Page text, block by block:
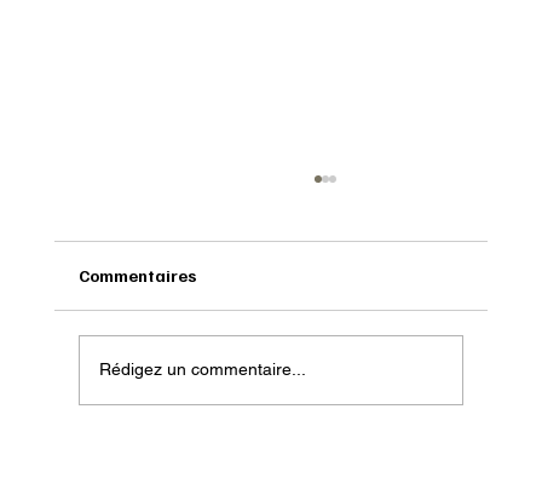
Onatera : Pour affronter l’hiver
Commentaires
Rédigez un commentaire...